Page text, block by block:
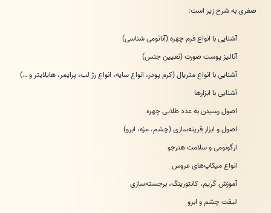
صفری به شرح زیر است:
آشنایی با انواع فرم چهره (آناتومی شناسی)
آنالیز پوست صورت (تعیین جنس)
آشنایی با انواع متریال (کرم پودر، انواع سایه، انواع رژ لب، پرایمر، هایلایتر و …)
آشنایی با ابزارها
اصول رسیدن به عدد طلایی چهره
اصول و ابزار قرینه‌سازی (چشم، مژه، ابرو)
ارگونومی و سلامت هنرجو
انواع میکاپ‌های عروس
آموزش گریم، کانتورینگ، برجسته‌سازی
لیفت چشم و ابرو